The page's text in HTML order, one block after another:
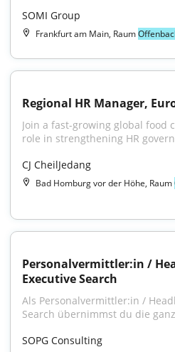
SOMI Group
Frankfurt am Main, Raum
Regional HR Manager,
Join a fast-growing global food
role in strengthening HR
CJ CheilJedang
Bad Homburg vor der Höhe, Raum
Personalvermittler:in /
Executive Search
Als Personalvermittler:in /
Search übernimmst du die
SOPG Consulting